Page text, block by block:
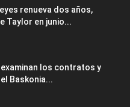
renueva dos años,
Taylor en junio...
examinan los contratos y
Baskonia...